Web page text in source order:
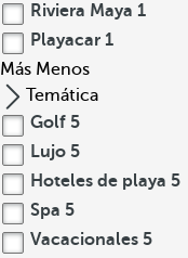
Riviera Maya 1
Playacar 1
Más Menos
Temática
Golf 5
Lujo 5
Hoteles de playa 5
Spa 5
Vacacionales 5